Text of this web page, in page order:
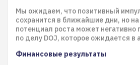
Мы ожидаем, что позитивный
сохранится в ближайшие дни, но
потенциал роста может негативно
по делу DOJ, которое ожидается в
Финансовые результаты